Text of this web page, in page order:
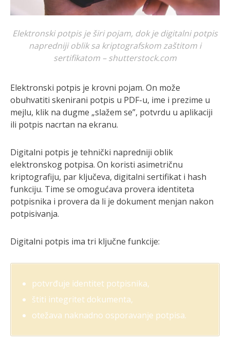
Elektronski potpis je širi pojam, dok je digitalni potpis
napredniji oblik sa kriptografskom zaštitom i
sertifikatom – shutterstock.com
Elektronski potpis je krovni pojam. On može
obuhvatiti skenirani potpis u PDF-u, ime i prezime u
mejlu, klik na dugme „slažem se”, potvrdu u aplikaciji
ili potpis nacrtan na ekranu.
Digitalni potpis je tehnički napredniji oblik
elektronskog potpisa. On koristi asimetričnu
kriptografiju, par ključeva, digitalni sertifikat i hash
funkciju. Time se omogućava provera identiteta
potpisnika i provera da li je dokument menjan nakon
potpisivanja.
Digitalni potpis ima tri ključne funkcije:
potvrđuje identitet potpisnika,
štiti integritet dokumenta,
otežava naknadno osporavanje potpisa.